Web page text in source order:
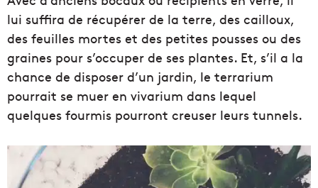
lui suffira de récupérer de la terre, des cailloux,
des feuilles mortes et des petites pousses ou des
graines pour s’occuper de ses plantes. Et, s’il a la
chance de disposer d’un jardin, le terrarium
pourrait se muer en vivarium dans lequel
quelques fourmis pourront creuser leurs tunnels.